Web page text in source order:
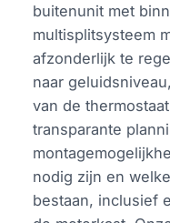
buitenunit met
multisplitsysteem
afzonderlijk te
naar
van de
transparante
nodig zijn en
bestaan, inclusief